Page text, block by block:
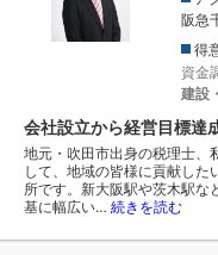
阪急
得
資金
建設
会社設立から経営目標達
地元・吹田市出身の税理士、
して、地域の皆様に貢献した
所です。新大阪駅や茨木駅な
基に幅広い… 続きを読む